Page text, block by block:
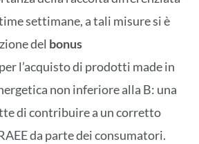
settimane, a tali misure si è
del bonus
per l’acquisto di prodotti made in
non inferiore alla B: una
di contribuire a un corretto
da parte dei consumatori.